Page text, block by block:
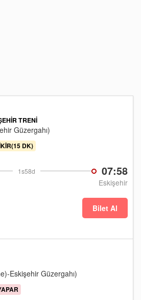
1s58d 07:58
Eskişehir
TRENI
Güzergahı)
DK)
Bilet Al
Eskişehir Güzergahı)